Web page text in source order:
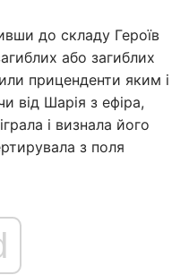
до складу Героїв
або загиблих
приценденти яким і
від Шарія з ефіра,
і визнала його
з поля